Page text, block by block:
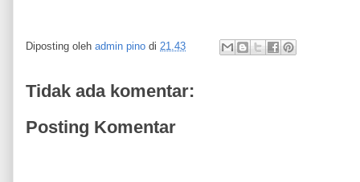
Diposting oleh admin pino di 21.43
Tidak ada komentar:
Posting Komentar